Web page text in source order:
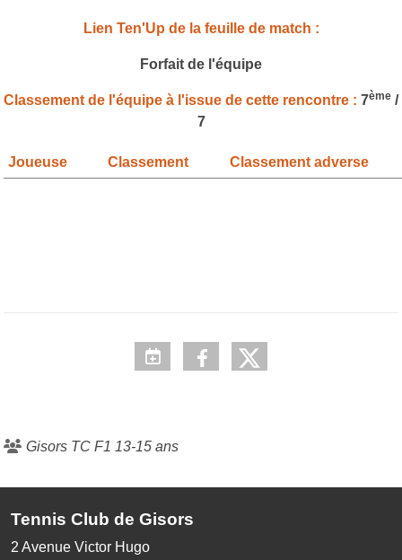
Lien Ten'Up de la feuille de match :
Forfait de l'équipe
Classement de l'équipe à l'issue de cette rencontre : 7ème /
7
Joueuse Classement Classement adverse
Gisors TC F1 13-15 ans
Tennis Club de Gisors
2 Avenue Victor Hugo